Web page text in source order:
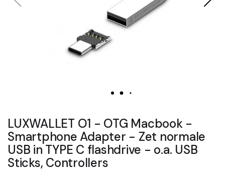
LUXWALLET O1 - OTG Macbook -
Smartphone Adapter - Zet normale
USB in TYPE C flashdrive - o.a. USB
Sticks, Controllers